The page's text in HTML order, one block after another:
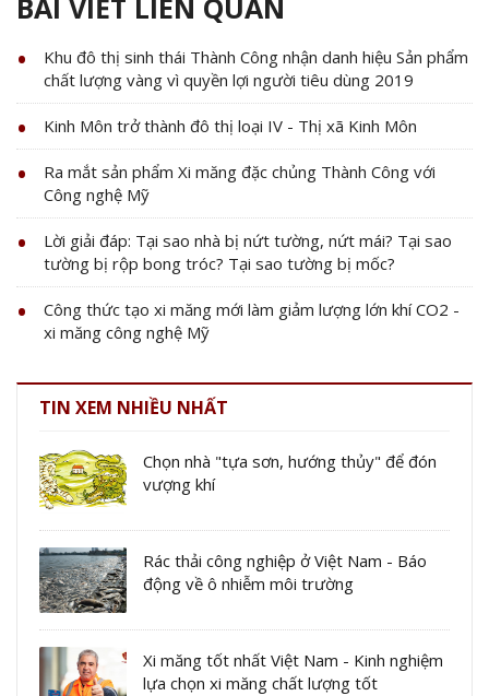
BÀI VIẾT LIÊN QUAN
Khu đô thị sinh thái Thành Công nhận danh hiệu Sản phẩm
chất lượng vàng vì quyền lợi người tiêu dùng 2019
Kinh Môn trở thành đô thị loại IV - Thị xã Kinh Môn
Ra mắt sản phẩm Xi măng đặc chủng Thành Công với
Công nghệ Mỹ
Lời giải đáp: Tại sao nhà bị nứt tường, nứt mái? Tại sao
tường bị rộp bong tróc? Tại sao tường bị mốc?
Công thức tạo xi măng mới làm giảm lượng lớn khí CO2 -
xi măng công nghệ Mỹ
TIN XEM NHIỀU NHẤT
Chọn nhà "tựa sơn, hướng thủy" để đón
vượng khí
Rác thải công nghiệp ở Việt Nam - Báo
động về ô nhiễm môi trường
Xi măng tốt nhất Việt Nam - Kinh nghiệm
lựa chọn xi măng chất lượng tốt